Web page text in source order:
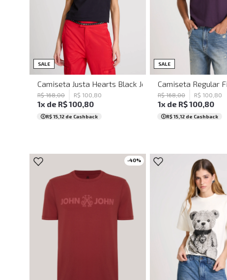
SALE PP P
Camiseta Justa Hearts Black John John Feminina
R$ 168,00 R$ 100 80
1x de R$100,80
R$ 15,12 de Cashback
SALE P M G
Camiseta Regular
R$ 168,00 R$ 100 80
1x de R$100,80
R$ 15,12de Cashback
-40%